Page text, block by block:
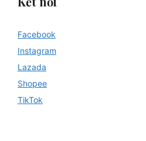
Facebook
Instagram
Lazada
Shopee
TikTok